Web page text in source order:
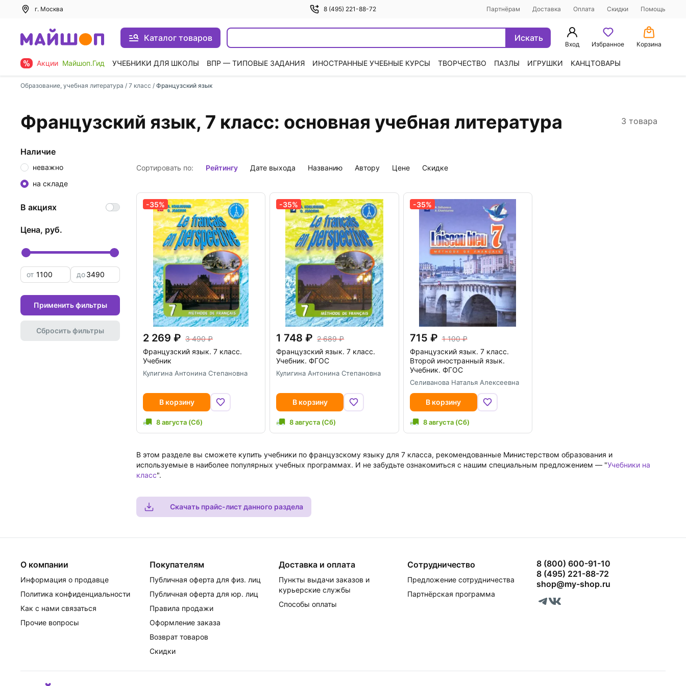
г. Москва 8 (495) 221-88-72 Партнёрам Доставка Оплата Скидки Помощь
Каталог товаров Искать
Вход Избранное Корзина
Акции Майшоп.Гид УЧЕБНИКИ ДЛЯ ШКОЛЫ ВПР — ТИПОВЫЕ ЗАДАНИЯ ИНОСТРАННЫЕ УЧЕБНЫЕ КУРСЫ ТВОРЧЕСТВО ПАЗЛЫ ИГРУШКИ КАНЦТОВАРЫ
Образование, учебная литература / 7 класс / Французский язык
Французский язык, 7 класс: основная учебная литература 3 товара
Сортировать по: рейтингу дате выхода названию автору цене скидке
-35%
2 269
3 490
Французский язык. 7 класс.
Учебник
Кулигина Антонина Степановна
В корзину
8 августа (Сб)
-35%
1 748
2 689
Французский язык. 7 класс.
Учебник. ФГОС
Кулигина Антонина Степановна
В корзину
8 августа (Сб)
-35%
715
1 100
Французский язык. 7 класс.
Второй иностранный язык.
Учебник. ФГОС
Селиванова Наталья Алексеевна
В корзину
8 августа (Сб)
В этом разделе вы сможете купить учебники по французскому языку для 7 класса, рекомендованные Министерством образования и
используемые в наиболее популярных учебных программах. И не забудьте ознакомиться с нашим специальным предложением — "Учебники на
класс".
Скачать прайс-лист данного раздела
Наличие
неважно
на складе
В акциях
цена, руб.
от до
Применить фильтры
Сбросить фильтры
О компании
Информация о продавце
Политика конфиденциальности
Как с нами связаться
Прочие вопросы
Покупателям
Публичная оферта для физ. лиц
Публичная оферта для юр. лиц
Правила продажи
Оформление заказа
Возврат товаров
Скидки
Доставка и оплата
Пункты выдачи заказов и
курьерские службы
Способы оплаты
Сотрудничество
Предложение сотрудничества
Партнёрская программа
8 (800) 600-91-10
8 (495) 221-88-72
shop@my-shop.ru